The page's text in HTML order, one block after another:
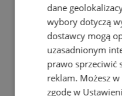
dane
wybory dotyczą
dostawcy mogą
uzasadnionym
prawo sprzeciwić
reklam. Możesz
zgodę w